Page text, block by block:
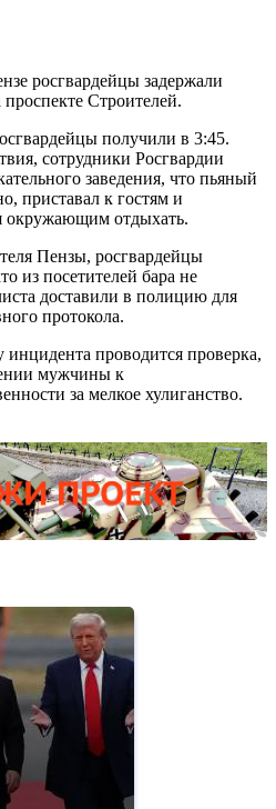
росгвардейцы задержали
Строителей.
получили в 3:45.
сотрудники Росгвардии
заведения, что пьяный
приставал к гостям и
окружающим отдыхать.
Пензы, росгвардейцы
из посетителей бара не
доставили в полицию для
протокола.
проводится проверка,
мужчины к
за мелкое хулиганство.